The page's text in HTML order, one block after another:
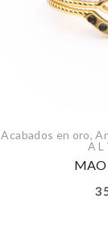
Acabados en oro,
A L